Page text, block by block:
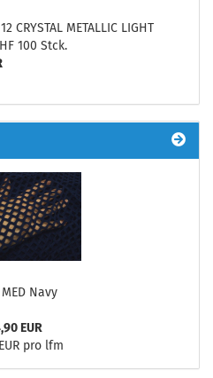
CRYSTAL METALLIC LIGHT
100 Stck.
Navy
EUR
pro lfm